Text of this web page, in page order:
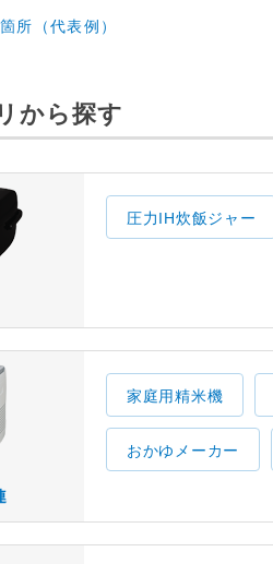
所（代表例）
から探す
圧力IH炊飯ジャー
家庭用精米機
おかゆメーカー